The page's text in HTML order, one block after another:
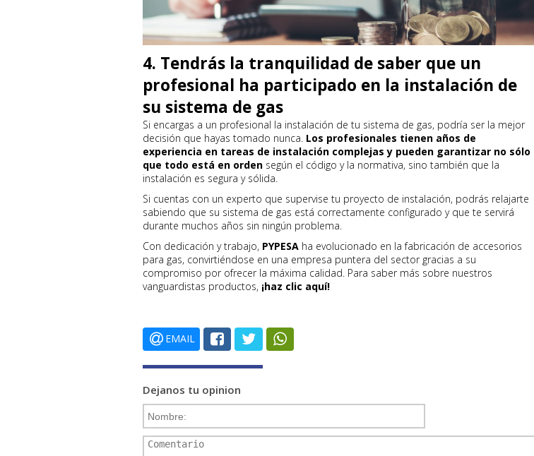
4. Tendrás la tranquilidad de saber que un
profesional ha participado en la instalación de
su sistema de gas
Si encargas a un profesional la instalación de tu sistema de gas, podría ser la mejor
decisión que hayas tomado nunca. Los profesionales tienen años de
experiencia en tareas de instalación complejas y pueden garantizar no sólo
que todo está en orden según el código y la normativa, sino también que la
instalación es segura y sólida.
Si cuentas con un experto que supervise tu proyecto de instalación, podrás relajarte
sabiendo que su sistema de gas está correctamente configurado y que te servirá
durante muchos años sin ningún problema.
Con dedicación y trabajo, PYPESA ha evolucionado en la fabricación de accesorios
para gas, convirtiéndose en una empresa puntera del sector gracias a su
compromiso por ofrecer la máxima calidad. Para saber más sobre nuestros
vanguardistas productos, ¡haz clic aquí!
EMAIL
Dejanos tu opinion